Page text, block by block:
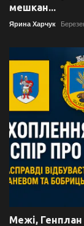
мешкан...
Ярина Харчук
Межі, Генплан